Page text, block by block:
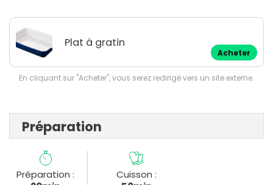
Plat à gratin
Acheter
En cliquant sur "Acheter", vous serez redirigé vers un site externe.
Préparation
Préparation :
Cuisson :